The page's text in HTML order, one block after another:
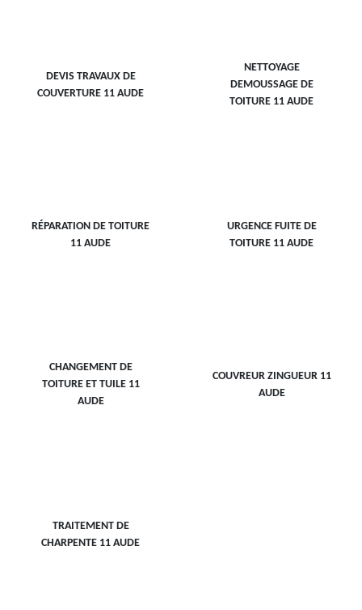
DEVIS TRAVAUX DE
COUVERTURE 11 AUDE
NETTOYAGE
DEMOUSSAGE DE
TOITURE 11 AUDE
RÉPARATION DE TOITURE
11 AUDE
URGENCE FUITE DE
TOITURE 11 AUDE
CHANGEMENT DE
TOITURE ET TUILE 11
AUDE
COUVREUR ZINGUEUR 11
AUDE
TRAITEMENT DE
CHARPENTE 11 AUDE